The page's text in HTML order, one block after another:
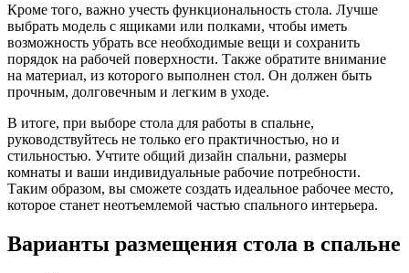
Кроме того, важно учесть функциональность стола. Лучше
выбрать модель с ящиками или полками, чтобы иметь
возможность убрать все необходимые вещи и сохранить
порядок на рабочей поверхности. Также обратите внимание
на материал, из которого выполнен стол. Он должен быть
прочным, долговечным и легким в уходе.
В итоге, при выборе стола для работы в спальне,
руководствуйтесь не только его практичностью, но и
стильностью. Учтите общий дизайн спальни, размеры
комнаты и ваши индивидуальные рабочие потребности.
Таким образом, вы сможете создать идеальное рабочее место,
которое станет неотъемлемой частью спального интерьера.
Варианты размещения стола в спальне